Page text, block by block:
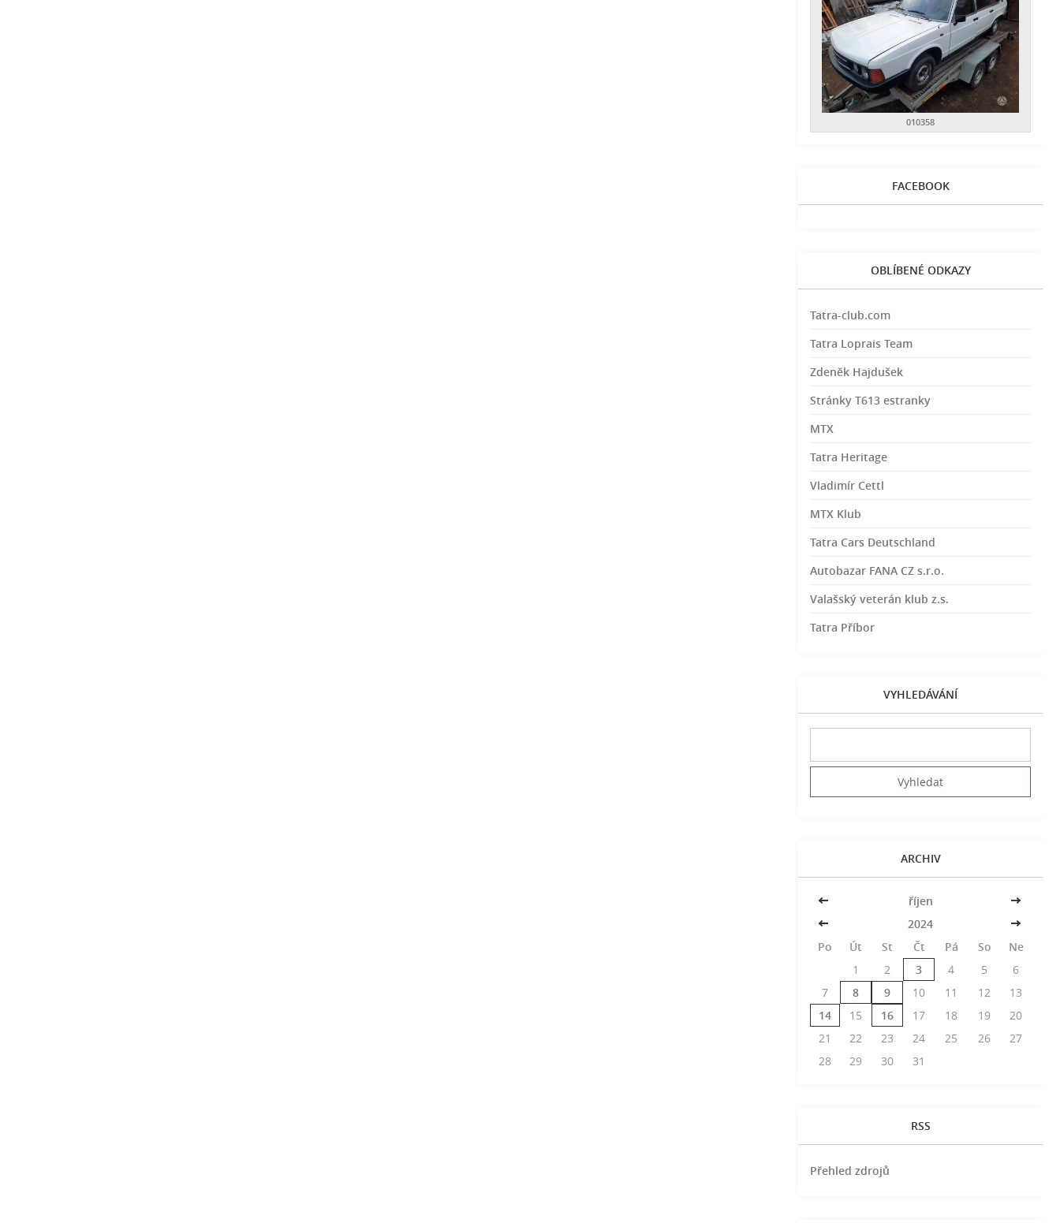
010358
FACEBOOK
OBLÍBENÉ ODKAZY
Tatra-club.com
Tatra Loprais Team
Zdeněk Hajdušek
Stránky T613 estranky
MTX
Tatra Heritage
Vladimír Cettl
MTX Klub
Tatra Cars Deutschland
Autobazar FANA CZ s.r.o.
Valašský veterán klub z.s.
Tatra Příbor
VYHLEDÁVÁNÍ
ARCHIV
<< říjen
>>
<<
2024
>>
Po
Út St Čt Pá So
Ne
1
2 3 4 5
6
7
8 9 10 11 12
13
14
15 16 17 18 19
20
21
22 23 24 25 26
27
28
29 30 31
RSS
Přehled zdrojů